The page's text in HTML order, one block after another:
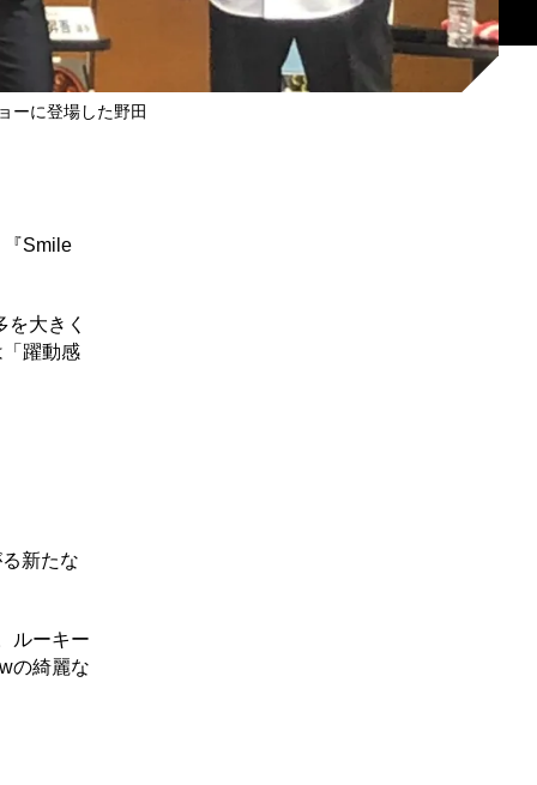
ーに登場した野田
Smile
大きく
躍動感
新たな
ルーキー
の綺麗な